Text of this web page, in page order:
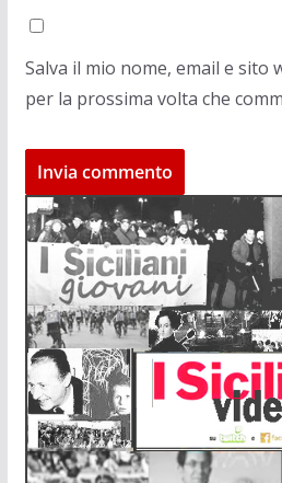
Salva il mio nome, email e sito
per la prossima volta che